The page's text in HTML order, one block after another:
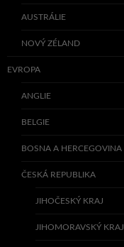
AUSTRÁLIE
NOVÝ ZÉLAND
EVROPA
ANGLIE
BELGIE
BOSNA A HERCEGOVINA
ČESKÁ REPUBLIKA
JIHOČESKÝ KRAJ
JIHOMORAVSKÝ KRAJ